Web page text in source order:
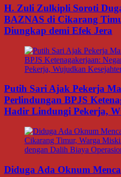
H. Zuli Zulkipli Soroti
BAZNAS di Cikarang
Diungkap demi Efek Jera
Putih Sari Ajak Pekerja
Perlindungan BPJS
Hadir Lindungi Pekerja,
Diduga Ada Oknum